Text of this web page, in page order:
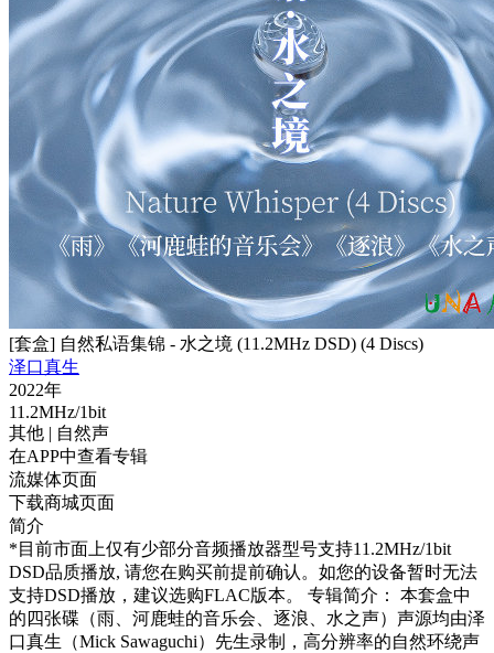
[套盒] 自然私语集锦 - 水之境 (11.2MHz DSD) (4 Discs)
泽口真生
2022年
11.2MHz/1bit
其他 | 自然声
在APP中查看专辑
流媒体页面
下载商城页面
简介
*目前市面上仅有少部分音频播放器型号支持11.2MHz/1bit
DSD品质播放, 请您在购买前提前确认。如您的设备暂时无法
支持DSD播放，建议选购FLAC版本。 专辑简介： 本套盒中
的四张碟（雨、河鹿蛙的音乐会、逐浪、水之声）声源均由泽
口真生（Mick Sawaguchi）先生录制，高分辨率的自然环绕声